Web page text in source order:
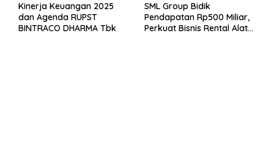
Kinerja Keuangan 2025
dan Agenda RUPST
BINTRACO DHARMA Tbk
SML Group Bidik
Pendapatan Rp500 Miliar,
Perkuat Bisnis Rental Alat